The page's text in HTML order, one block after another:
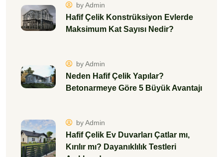
by Admin
Hafif Çelik Konstrüksiyon Evlerde
Maksimum Kat Sayısı Nedir?
by Admin
Neden Hafif Çelik Yapılar?
Betonarmeye Göre 5 Büyük Avantajı
by Admin
Hafif Çelik Ev Duvarları Çatlar mı,
Kırılır mı? Dayanıklılık Testleri